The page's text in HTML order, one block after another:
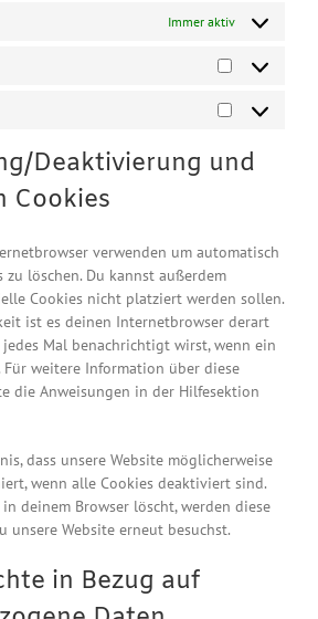
Immer aktiv
Vorlieben
Marketing
Deaktivierung und
Cookies
verwenden um automatisch
löschen. Du kannst außerdem
Cookies nicht platziert werden sollen.
ist es deinen Internetbrowser derart
Mal benachrichtigt wirst, wenn ein
weitere Information über diese
die Anweisungen in der Hilfesektion
dass unsere Website möglicherweise
wenn alle Cookies deaktiviert sind.
deinem Browser löscht, werden diese
unsere Website erneut besuchst.
in Bezug auf